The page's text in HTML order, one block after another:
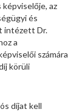
képviselője, az
és
intézett Dr.
a
számára
körüli
díjat kell